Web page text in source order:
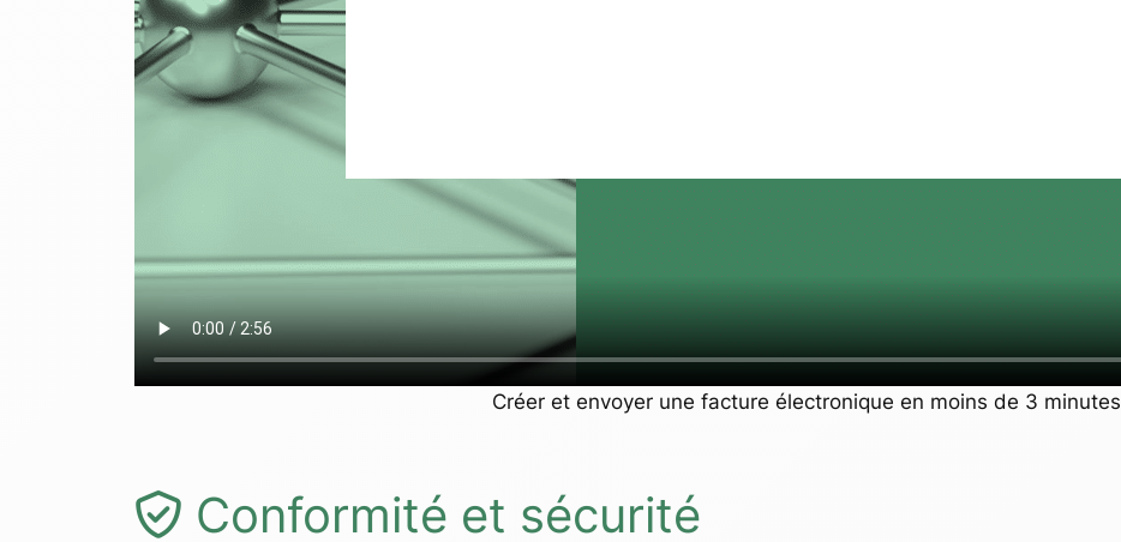
Créer et envoyer une facture électronique en moins de 3 minutes
Conformité et sécurité